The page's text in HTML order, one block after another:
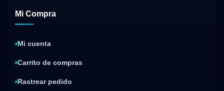
Mi Compra
Mi cuenta
Carrito de compras
Rastrear pedido